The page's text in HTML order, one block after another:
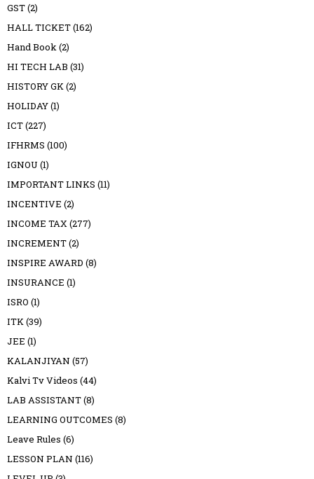
GST(2)
HALL TICKET(162)
Hand Book (2)
HI TECH LAB (31)
HISTORY GK (2)
HOLIDAY(1)
ICT(227)
IFHRMS (100)
IGNOU (1)
IMPORTANT LINKS (11)
INCENTIVE (2)
INCOME TAX (277)
INCREMENT(2)
INSPIRE AWARD (8)
INSURANCE (1)
ISRO (1)
ITK (39)
JEE (1)
KALANJIYAN (57)
Kalvi Tv Videos (44)
LAB ASSISTANT(8)
LEARNING OUTCOMES (8)
Leave Rules (6)
LESSON PLAN (116)